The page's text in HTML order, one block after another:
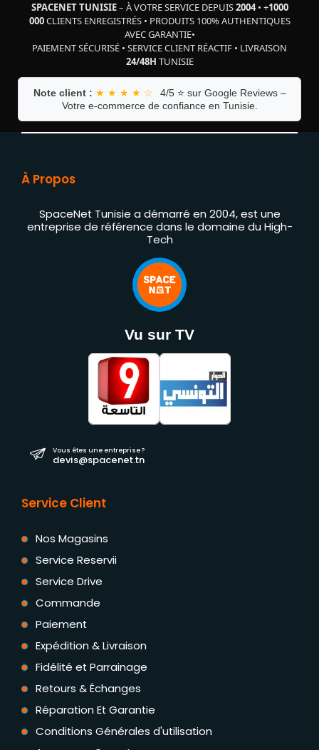
SPACENET TUNISIE– À VOTRE SERVICE DEPUIS2004• +1000
000CLIENTS ENREGISTRÉS• PRODUITS 100% AUTHENTIQUES
AVEC GARANTIE•
PAIEMENT SÉCURISÉ • SERVICE CLIENT RÉACTIF • LIVRAISON
24/48H TUNISIE
Note client : ★ ★ ★ ★ ☆
4/5 ⭐ sur Google Reviews –
Votre e-commerce de confiance en Tunisie.
À Propos
SpaceNet Tunisie a démarré en 2004, est une
entreprise de référence dans le domaine du High-
Tech
Vu sur TV
Vous êtes une entreprise ?
devis@spacenet.tn
Service Client
Nos Magasins
Service Reservii
Service Drive
Commande
Paiement
Expédition & Livraison
Fidélité et Parrainage
Retours & Échanges
Réparation Et Garantie
Conditions Générales d'utilisation